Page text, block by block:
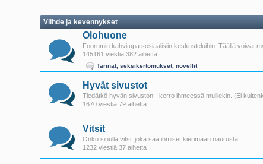
Viihde ja kevennykset
Olohuone
Foorumin kahvitupa sosiaalisiin keskusteluihin. Täällä voivat
145161 viestiä 382 aihetta
Tarinat, seksikertomukset, novellit
Hyvät sivustot
Tiedätkö hyvän sivuston - kerro ihmeessä muillekin. (Ei
1670 viestiä 79 aihetta
Vitsit
Onko sinulla vitsi, joka saa ihmiset kierimään naurusta...
1232 viestiä 37 aihetta